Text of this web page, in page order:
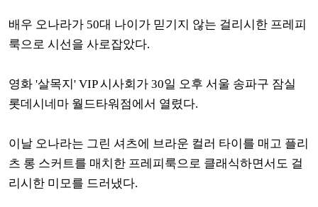
배우 오나라가 50대 나이가 믿기지 않는 걸리시한 프레피
룩으로 시선을 사로잡았다.
영화 '살목지' VIP 시사회가 30일 오후 서울 송파구 잠실
롯데시네마 월드타워점에서 열렸다.
이날 오나라는 그린 셔츠에 브라운 컬러 타이를 매고 플리
츠 롱 스커트를 매치한 프레피룩으로 클래식하면서도 걸
리시한 미모를 드러냈다.